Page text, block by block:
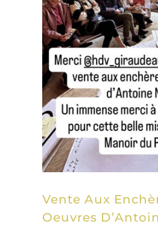
Vente Aux
Oeuvres